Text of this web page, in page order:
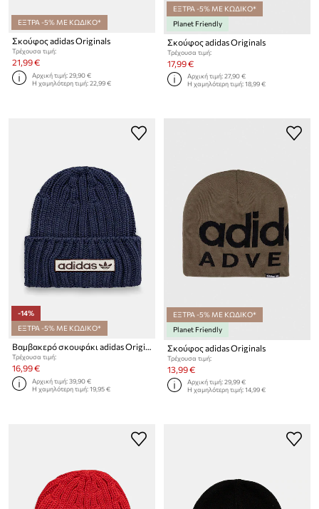
ΕΞΤΡΑ -5% ΜΕ ΚΩΔΙΚΟ*
Σκούφος adidas Originals
Τρέχουσα τιμή:
21,99 €
Αρχική τιμή:29,90 €
Η χαμηλότερη τιμή:22,99 €
ΕΞΤΡΑ -5% ΜΕ ΚΩΔΙΚΟ*
Planet Friendly
Σκούφος adidas Originals
Τρέχουσα τιμή:
17,99 €
Αρχική τιμή:27,90 €
Η χαμηλότερη τιμή:18,99 €
-14%
ΕΞΤΡΑ -5% ΜΕ ΚΩΔΙΚΟ*
Βαμβακερό σκουφάκι adidas Originals
Τρέχουσα τιμή:
16,99 €
Αρχική τιμή:39,90 €
Η χαμηλότερη τιμή:19,95 €
ΕΞΤΡΑ -5% ΜΕ ΚΩΔΙΚΟ*
Planet Friendly
Σκούφος adidas Originals
Τρέχουσα τιμή:
13,99 €
Αρχική τιμή:29,99 €
Η χαμηλότερη τιμή:14,99 €